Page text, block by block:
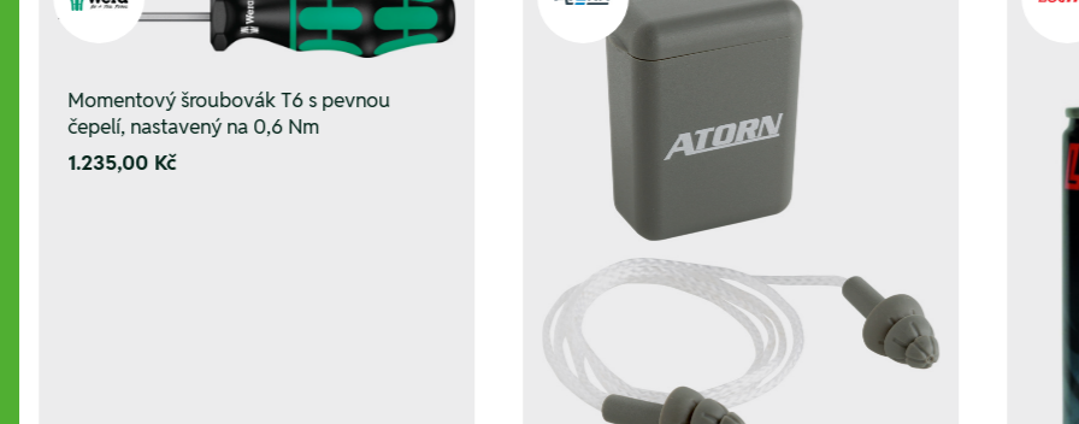
Momentový šroubovák T6 s pevnou
čepelí, nastavený na 0,6 Nm
1.235,00 Kč